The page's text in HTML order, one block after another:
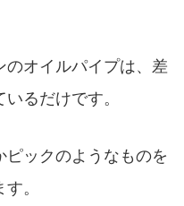
のオイルパイプは、差
るだけです。
ックのようなものを
。